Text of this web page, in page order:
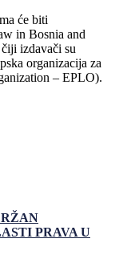
će biti
in Bosnia and
izdavači su
organizacija za
– EPLO).
PRAVA U